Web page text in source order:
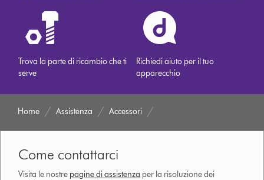
Trova la parte di ricambio che ti
serve
Richiedi aiuto per il tuo
apparecchio
Home Assistenza Accessori
Come contattarci
Visita le nostre pagine di assistenza per la risoluzione dei